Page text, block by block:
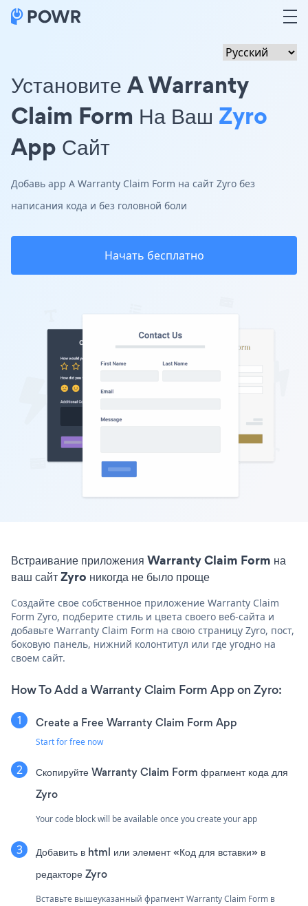
Установите A Warranty
Claim Form На Ваш Zyro
App Сайт
Добавь app A Warranty Claim Form на сайт Zyro без
написания кода и без головной боли
Начать бесплатно
Встраивание приложения Warranty Claim Form на
ваш сайт Zyro никогда не было проще
Создайте свое собственное приложение Warranty Claim
Form Zyro, подберите стиль и цвета своего веб-сайта и
добавьте Warranty Claim Form на свою страницу Zyro, пост,
боковую панель, нижний колонтитул или где угодно на
своем сайт.
How To Add a Warranty Claim Form App on Zyro:
Create a Free Warranty Claim Form App
Start for free now
Скопируйте Warranty Claim Form фрагмент кода для
Zyro
Your code block will be available once you create your app
Добавить в html или элемент «Код для вставки» в
редакторе Zyro
Вставьте вышеуказанный фрагмент Warranty Claim Form в